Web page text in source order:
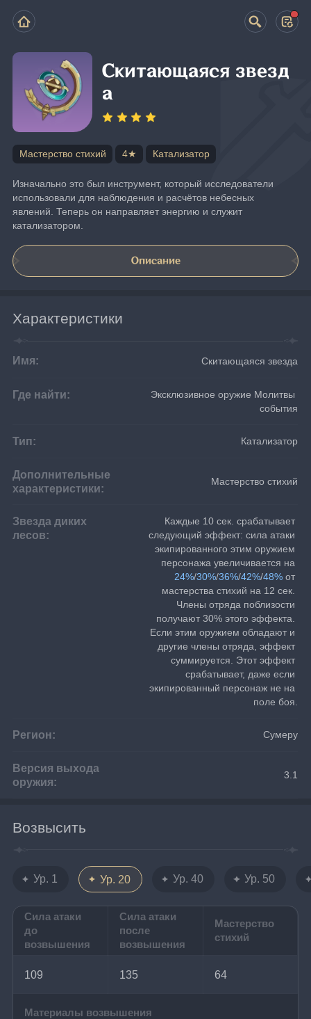
Скитающаяся звезд
а
Мастерство стихий 4★ Катализатор
Изначально это был инструмент, который исследователи
использовали для наблюдения и расчётов небесных
явлений. Теперь он направляет энергию и служит
катализатором.
Описание
Характеристики
Имя: Скитающаяся звезда
Где найти:
Эксклюзивное оружие Молитвы
события
Тип: Катализатор
Дополнительные
характеристики:
Мастерство стихий
Звезда диких
лесов:
Каждые 10 сек. срабатывает
следующий эффект: сила атаки
экипированного этим оружием
персонажа увеличивается на
24%/30%/36%/42%/48% от
мастерства стихий на 12 сек.
Члены отряда поблизости
получают 30% этого эффекта.
Если этим оружием обладают и
другие члены отряда, эффект
суммируется. Этот эффект
срабатывает, даже если
экипированный персонаж не на
поле боя.
Регион: Сумеру
Версия выхода
оружия:
3.1
Возвысить
Ур. 1 Ур. 20 Ур. 40 Ур. 50
Сила атаки
до
возвышения
Сила атаки
после
возвышения
Мастерство
стихий
109 135 64
Материалы возвышения